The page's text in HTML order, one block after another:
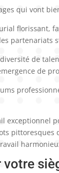
qui vont
de
de
exceptionnel